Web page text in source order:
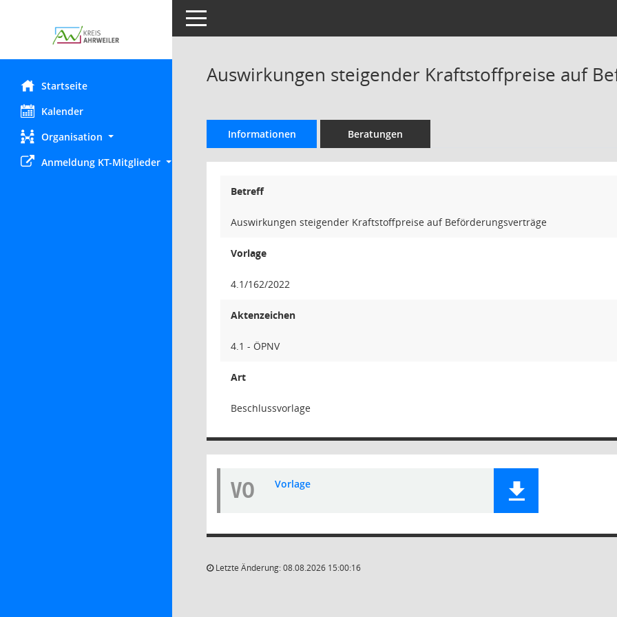
Startseite
Kalender
Organisation
Anmeldung KT-Mitglieder
Toggle navigation
Auswirkungen steigender Kraftstoffpreise auf
Informationen Beratungen
Betreff
Auswirkungen steigender Kraftstoffpreise auf Beförderungsverträge
Vorlage
4.1/162/2022
Aktenzeichen
4.1 - ÖPNV
Art
Beschlussvorlage
VO Vorlage
Letzte Änderung: 08.08.2026 15:00:16